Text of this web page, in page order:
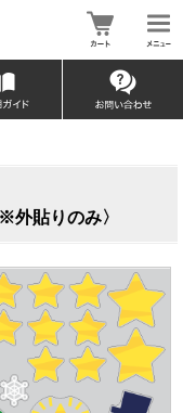
外貼りのみ〉